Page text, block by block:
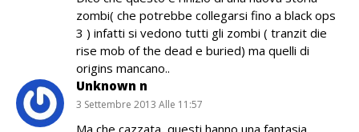
zombi( che potrebbe collegarsi fino a black ops
3 ) infatti si vedono tutti gli zombi ( tranzit die
rise mob of the dead e buried) ma quelli di
origins mancano..
Unknown n
3 Settembre 2013 Alle 11:57